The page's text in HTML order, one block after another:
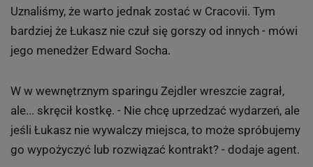
Uznaliśmy, że warto jednak zostać w Cracovii. Tym
bardziej że Łukasz nie czuł się gorszy od innych - mówi
jego menedżer Edward Socha.
W w wewnętrznym sparingu Zejdler wreszcie zagrał,
ale... skręcił kostkę. - Nie chcę uprzedzać wydarzeń, ale
jeśli Łukasz nie wywalczy miejsca, to może spróbujemy
go wypożyczyć lub rozwiązać kontrakt? - dodaje agent.